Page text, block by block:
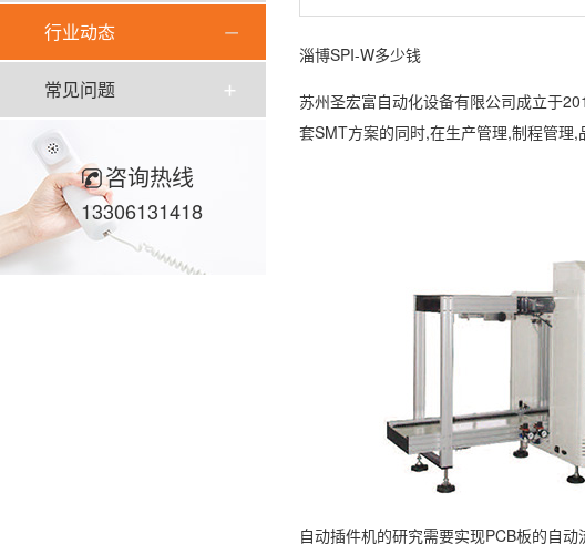
行业动态
常见问题
咨询热线
13306131418
淄博SPI-W多少钱
苏州圣宏富自动化设备有限公司成立于
套SMT方案的同时,在生产管理,制程管理,
自动插件机的研究需要实现PCB板的自